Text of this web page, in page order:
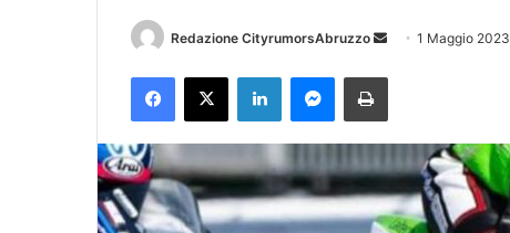
Redazione CityrumorsAbruzzo
i
a
u
n
'
1 Maggio 2023